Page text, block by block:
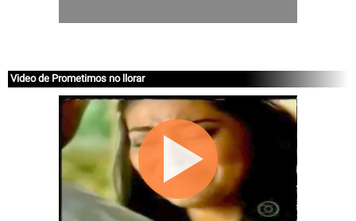
Video de Prometimos no llorar